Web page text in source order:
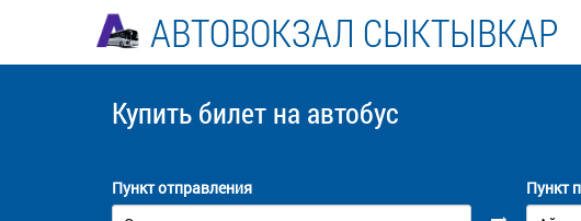
АВТОВОКЗАЛ СЫКТЫВКАР
Купить билет на автобус
Пункт отправления Пункт